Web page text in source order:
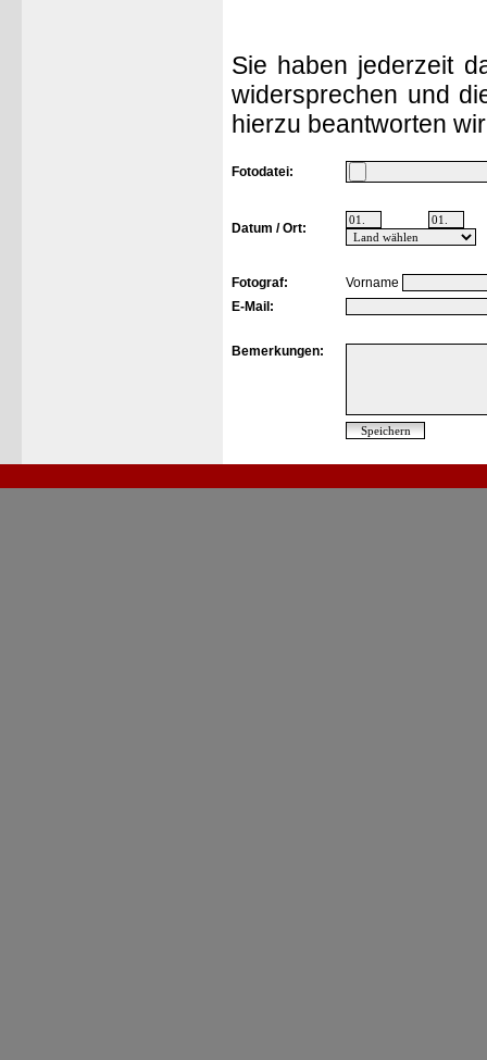
Sie haben jederzeit
widersprechen und
hierzu beantworten
Fotodatei:
Datum / Ort:
Fotograf:
Vorname
E-Mail:
Bemerkungen: